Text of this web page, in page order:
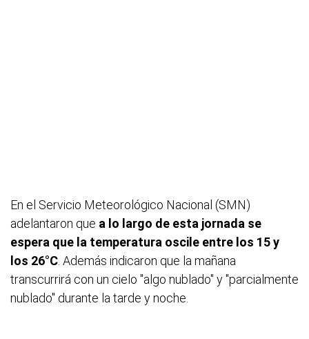
En el Servicio Meteorológico Nacional (SMN)
adelantaron que a lo largo de esta jornada se
espera que la temperatura oscile entre los 15 y
los 26°C . Además indicaron que la mañana
transcurrirá con un cielo "algo nublado" y "parcialmente
nublado" durante la tarde y noche.